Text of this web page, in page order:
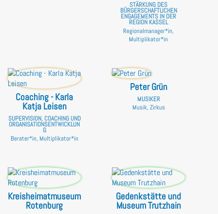
STÄRKUNG DES
BÜRGERSCHAFTLICHEN
ENGAGEMENTS IN DER
REGION KASSEL
Regionalmanager*in,
Multiplikator*in
Coaching - Karla
Katja Leisen
SUPERVISION, COACHING UND
ORGANISATIONSENTWICKLUN
G
Berater*in, Multiplikator*in
Peter Grün
MUSIKER
Musik, Zirkus
Kreisheimatmuseum
Rotenburg
Gedenkstätte und
Museum Trutzhain